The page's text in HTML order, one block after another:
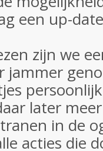
een up-
zijn we
jammer
later
in de
acties die